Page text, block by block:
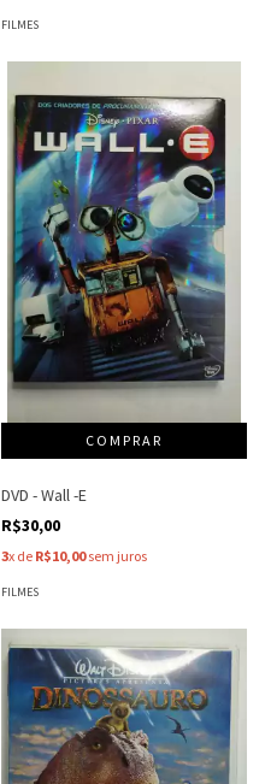
FILMES
DVD - Wall -E
R$30,00
3x de R$10,00sem juros
FILMES